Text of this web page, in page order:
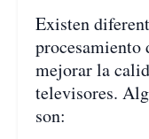
Existen
procesamiento
mejorar la
televisores.
son: